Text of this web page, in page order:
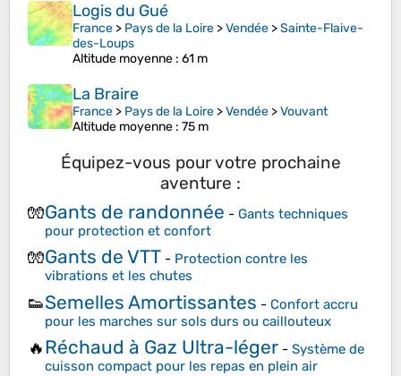
Logis du Gué
France > Pays de la Loire >Vendée >Sainte-Flaive-
des-Loups
Altitude moyenne : 61 m
La Braire
France > Pays de la Loire >Vendée >Vouvant
Altitude moyenne : 75 m
Équipez-vous pour votre prochaine
aventure :
🧤Gants de randonnée - Gants techniques
pour protection et confort
🧤Gants de VTT - Protection contre les
vibrations et les chutes
👟Semelles Amortissantes - Confort accru
pour les marches sur sols durs ou caillouteux
🔥Réchaud à Gaz Ultra-léger - Système de
cuisson compact pour les repas en plein air